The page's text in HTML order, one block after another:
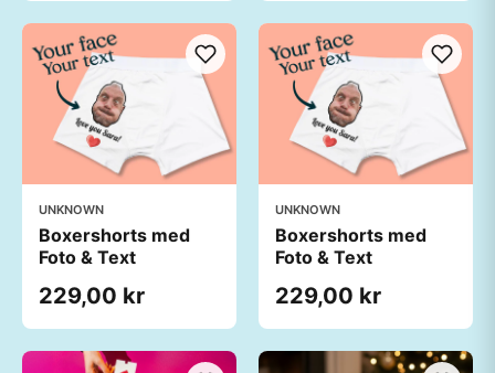
UNKNOWN
Boxershorts med
Foto & Text
229,00 kr
UNKNOWN
Boxershorts med
Foto & Text
229,00 kr